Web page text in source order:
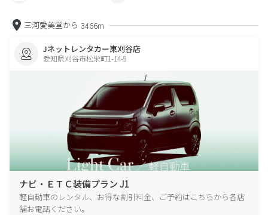
三河愛美堂から 3466m
Jネットレンタカー東刈谷店
愛知県刈谷市松栄町1-14-9
ナビ・ＥＴＣ装備プラン J1
軽自動車のレンタル、お得な割引料金、ご予約はこちらから各店
舗お電話ください。